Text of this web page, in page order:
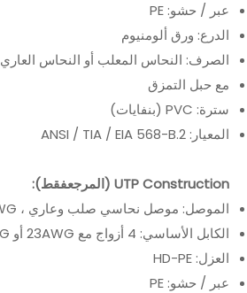
عبر / حشو: PE
الدرع: ورق ألومنيوم
الصرف: النحاس المعلب أو النحاس العاري
مع حبل التمزق
سترة: PVC (بنفايات)
المعيار: ANSI / TIA / EIA 568-B.2
UTP Construction (المرجع فقط):
الموصل: موصل نحاسي صلب وعاري ، 23AWG أو 24AWG
الكابل الأساسي: 4 أزواج مع 23AWG أو 24AWG
العزل: HD-PE
عبر / حشو: PE